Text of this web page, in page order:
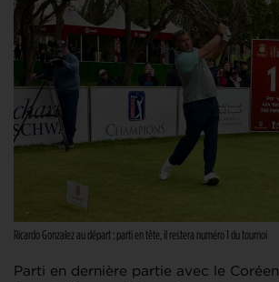
Ricardo Gonzalez au départ : parti en tête, il restera numéro 1 du tournoi
Parti en dernière partie avec le Coréen